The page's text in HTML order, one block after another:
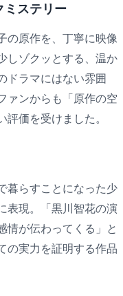
ミステリー
の原作を、丁寧に映像
しゾクッとする、温か
ドラマにはない雰囲
ァンからも「原作の空
価を受けました。
暮らすことになった少
表現。「黒川智花の演
情が伝わってくる」と
の実力を証明する作品